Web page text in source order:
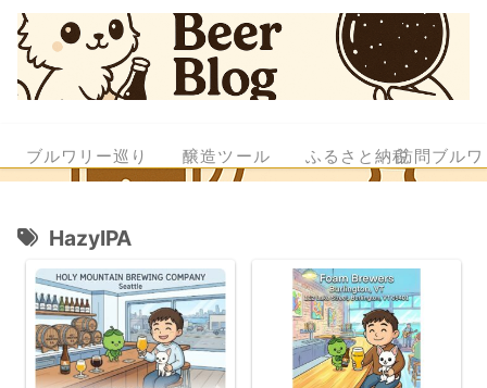
ブルワリー巡り 醸造ツール ふるさと納税訪問ブル
HazyIPA